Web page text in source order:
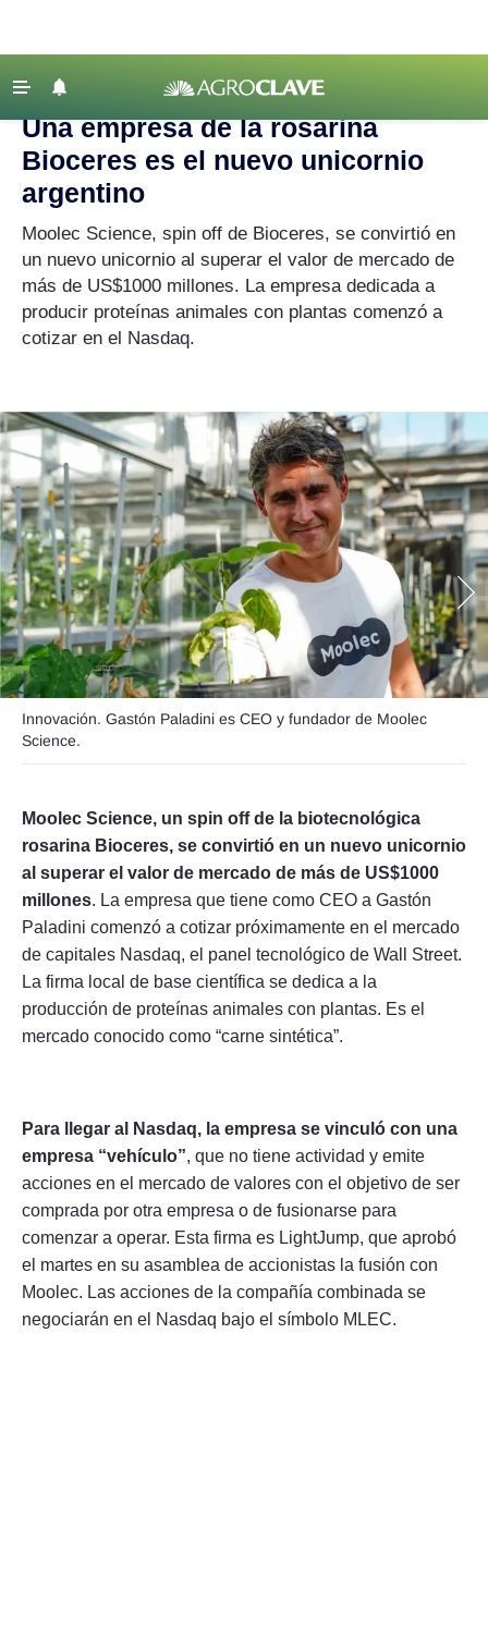
Agricultura
Ganadería
Lechería
Tecnología
Maquinaria agrícola
Agenda
Clima
Agronegocios
Mercados
Seguinos
‹ VOLVER
Agroclave Bioceres
Una empresa de la rosarina
Bioceres es el nuevo unicornio
argentino
Moolec Science, spin off de Bioceres, se convirtió en
un nuevo unicornio al superar el valor de mercado de
más de US$1000 millones. La empresa dedicada a
producir proteínas animales con plantas comenzó a
cotizar en el Nasdaq.
Innovación. Gastón Paladini es CEO y fundador de Moolec
Science.
Moolec Science, un spin off de la biotecnológica
rosarina Bioceres, se convirtió en un nuevo unicornio
al superar el valor de mercado de más de US$1000
millones. La empresa que tiene como CEO a Gastón
Paladini comenzó a cotizar próximamente en el mercado
de capitales Nasdaq, el panel tecnológico de Wall Street.
La firma local de base científica se dedica a la
producción de proteínas animales con plantas. Es el
mercado conocido como “carne sintética”.
Para llegar al Nasdaq, la empresa se vinculó con una
empresa “vehículo”, que no tiene actividad y emite
acciones en el mercado de valores con el objetivo de ser
comprada por otra empresa o de fusionarse para
comenzar a operar. Esta firma es LightJump, que aprobó
el martes en su asamblea de accionistas la fusión con
Moolec. Las acciones de la compañía combinada se
negociarán en el Nasdaq bajo el símbolo MLEC.